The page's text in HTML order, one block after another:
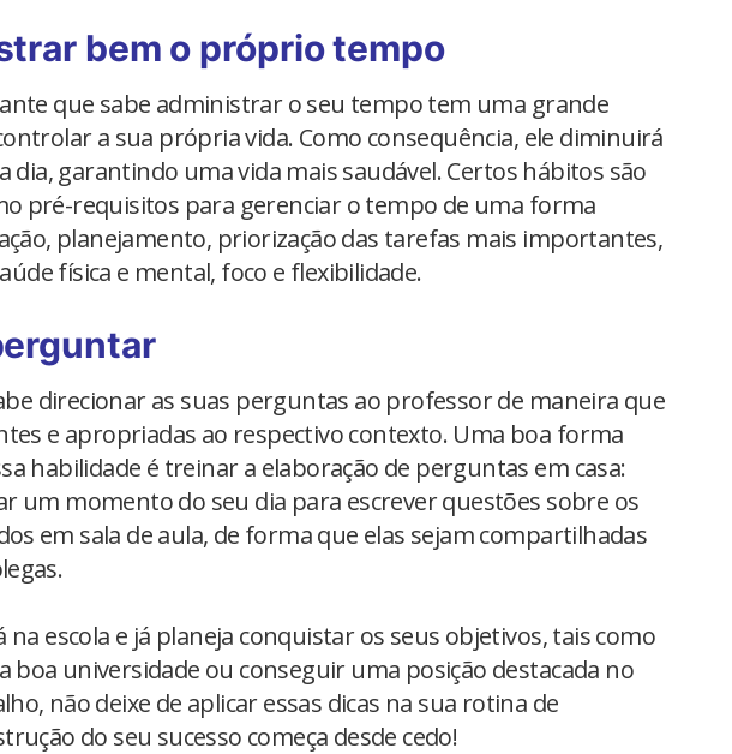
bem o próprio tempo
que sabe administrar o seu tempo tem uma grande
a sua própria vida. Como consequência, ele diminuirá
dia, garantindo uma vida mais saudável. Certos hábitos são
pré-requisitos para gerenciar o tempo de uma forma
planejamento, priorização das tarefas mais importantes,
física e mental, foco e flexibilidade.
direcionar as suas perguntas ao professor de maneira que
e apropriadas ao respectivo contexto. Uma boa forma
habilidade é treinar a elaboração de perguntas em casa:
um momento do seu dia para escrever questões sobre os
em sala de aula, de forma que elas sejam compartilhadas
na escola e já planeja conquistar os seus objetivos, tais como
boa universidade ou conseguir uma posição destacada no
não deixe de aplicar essas dicas na sua rotina de
do seu sucesso começa desde cedo!